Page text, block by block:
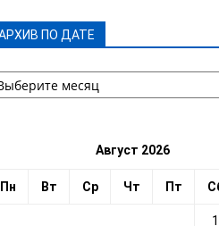
ПО ДАТЕ
Август 2026
Пн Вт Ср Чт Пт
1